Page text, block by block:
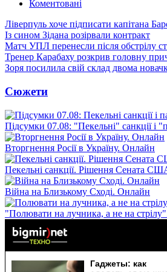
Коментовані
Ліверпуль хоче підписати капітана
Із сином Зідана розірвали контракт
Матч УПЛ перенесли після обстрілу
Тренер Карабаху розкрив головну
Зоря посилила свій склад двома
Сюжети
Підсумки 07.08: "Пекельні" санкції і
Вторгнення Росії в Україну. Онлайн
Пекельні санкції. Рішення Сената
Війна на Близькому Сході. Онлайн
"Полювати на лучника, а не на